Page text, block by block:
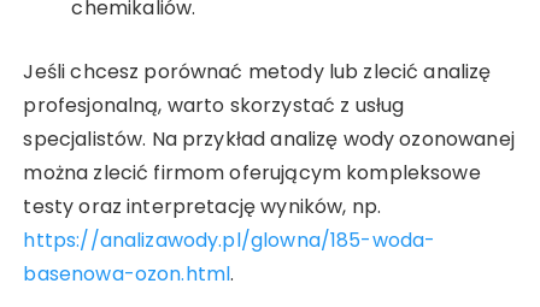
chemikaliów.
Jeśli chcesz porównać metody lub zlecić analizę
profesjonalną, warto skorzystać z usług
specjalistów. Na przykład analizę wody ozonowanej
można zlecić firmom oferującym kompleksowe
testy oraz interpretację wyników, np.
https://analizawody.pl/glowna/185-woda-
basenowa-ozon.html.